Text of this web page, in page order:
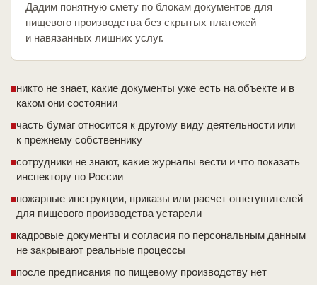
Дадим понятную смету по блокам документов для
пищевого производства без скрытых платежей
и навязанных лишних услуг.
никто не знает, какие документы уже есть на объекте и в
каком они состоянии
часть бумаг относится к другому виду деятельности или
к прежнему собственнику
сотрудники не знают, какие журналы вести и что показать
инспектору по России
пожарные инструкции, приказы или расчет огнетушителей
для пищевого производства устарели
кадровые документы и согласия по персональным данным
не закрывают реальные процессы
после предписания по пищевому производству нет